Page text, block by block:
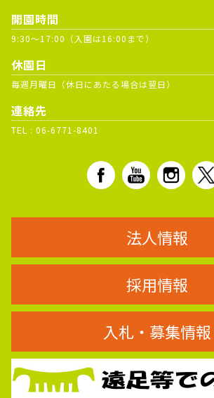
開園時間
9:30～17:00（入園は16:00まで）
休園日
毎週月曜日（休日にあたる場合は翌日）
連絡先
TEL : 06-6771-8401
法人情報
採用情報
入札・募集情報